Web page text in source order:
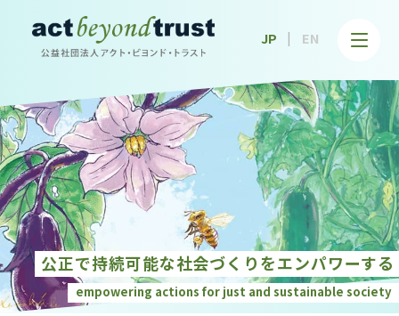
公益社団法人アクト・ビヨンド・トラスト
JP EN
公正で持続可能な社会づくりをエンパワーする
empowering actions for just and sustainable society